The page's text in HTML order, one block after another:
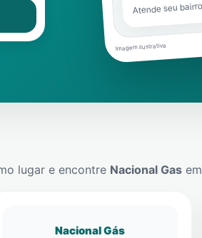
Atende seu
Imagem ilustrativa
lugar e encontre Nacional Gas
Nacional Gás